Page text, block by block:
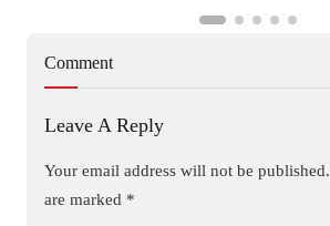
Comment
Leave A Reply
Your email address will not be published.
are marked *